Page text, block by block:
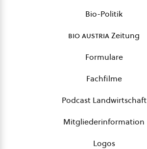
Bio-Politik
bio austriaZeitung
Formulare
Fachfilme
Podcast Landwirtschaft
Mitgliederinformation
Logos